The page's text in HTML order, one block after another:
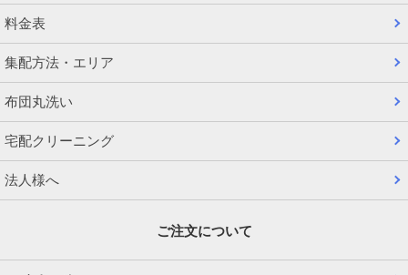
料金表
集配方法・エリア
布団丸洗い
宅配クリーニング
法人様へ
ご注文について